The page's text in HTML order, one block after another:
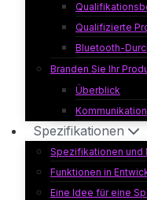
Qualifizierte
Bluetooth-
Branden Sie Ihr
Überblick
Spezifikationen
Spezifikationen und
Funktionen in
Eine Idee für eine